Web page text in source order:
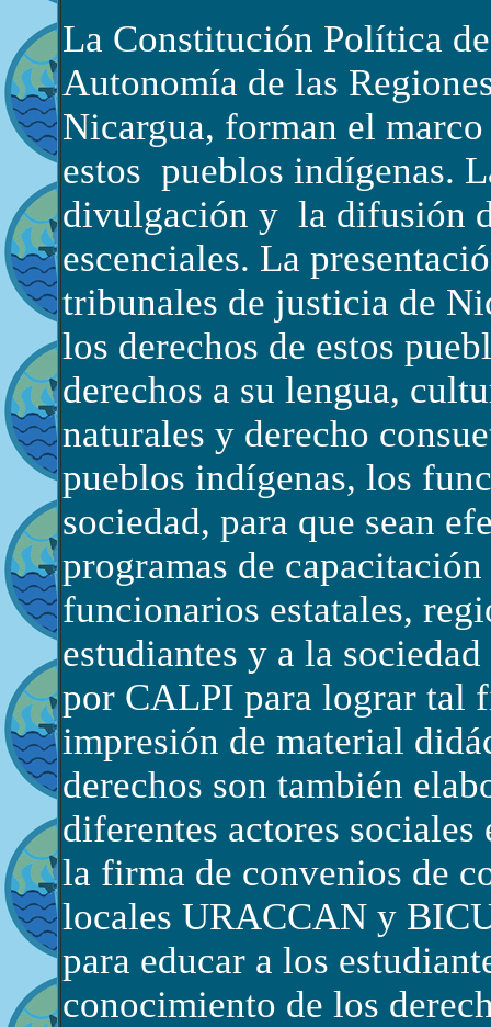
La Constitución Política
Autonomía de las
Nicargua, forman el
estos pueblos indígenas.
divulgación y la difusión
escenciales. La
tribunales de justicia de
los derechos de estos
derechos a su lengua,
naturales y derecho
pueblos indígenas, los
sociedad, para que sean
programas de
funcionarios estatales,
estudiantes y a la
por CALPI para lograr tal
impresión de material
derechos son también
diferentes actores
la firma de convenios de
locales URACCAN y
para educar a los
conocimiento de los